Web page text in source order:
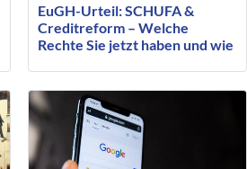
EuGH-Urteil: SCHUFA &
Creditreform – Welche
Rechte Sie jetzt haben und wie